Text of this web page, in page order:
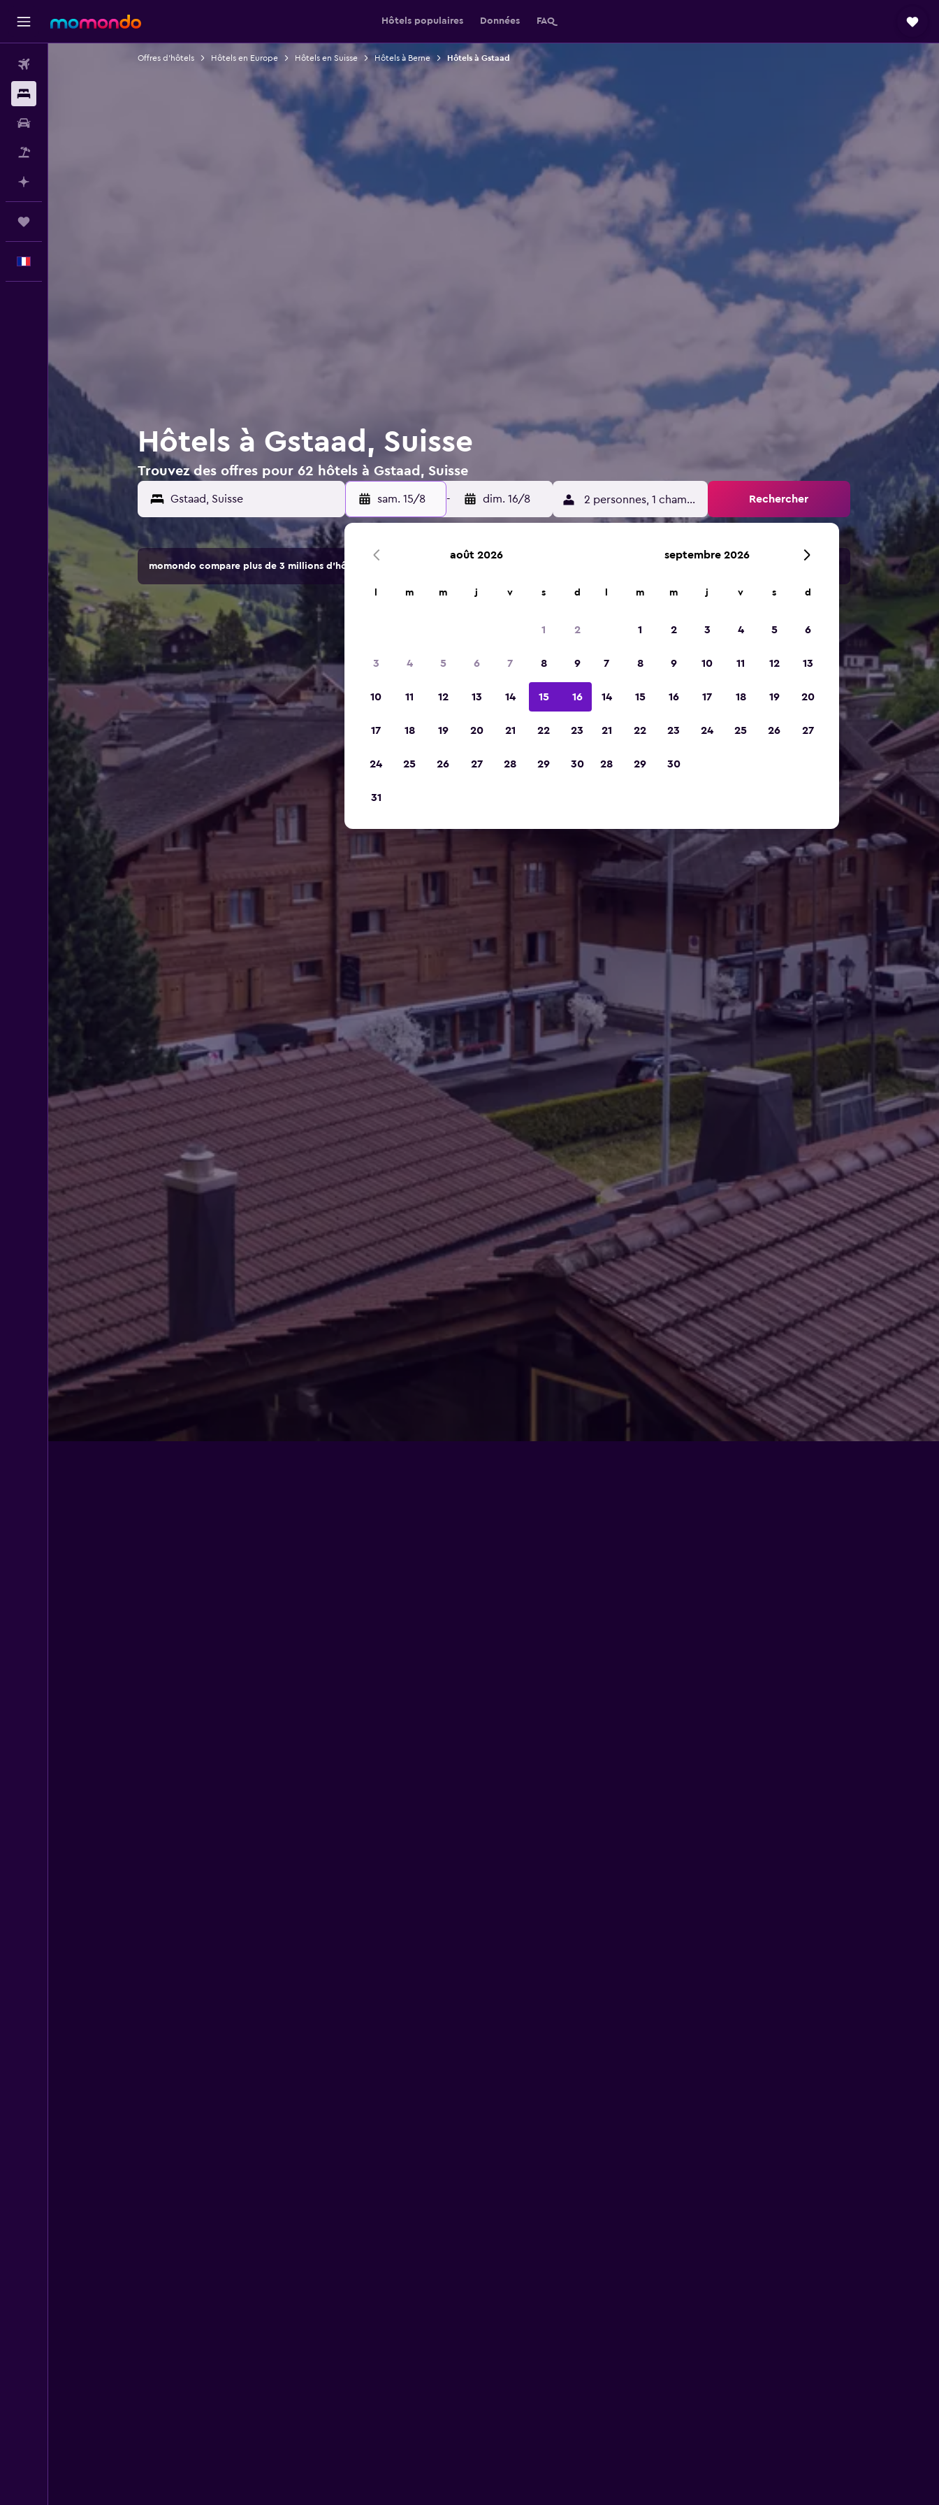
Hôtels populaires Données FAQ
Offres d’hôtels Hôtels en Europe Hôtels en Suisse Hôtels à Berne Hôtels à Gstaad
Hôtels à Gstaad, Suisse
Trouvez des offres pour 62 hôtels à Gstaad, Suisse
sam. 15/8 - dim. 16/8 2 personnes, 1 chambre Rechercher
momondo compare plus de 3 millions d'hôtels et d'hébergements.
août 2026
m m j v s d
1 2
3 4 5 6 7 8 9
10 11 12 13 14 15 16
17 18 19 20 21 22 23
24 25 26 27 28 29 30
31
septembre 2026
m m j v s d
1 2 3 4 5 6
7 8 9 10 11 12 13
14 15 16 17 18 19 20
21 22 23 24 25 26 27
28 29 30